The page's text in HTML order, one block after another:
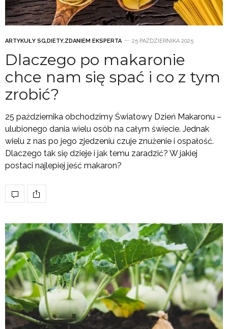
ARTYKUŁY SG,DIETY,ZDANIEM EKSPERTA 25 PAŹDZIERNIKA 2025
Dlaczego po makaronie
chce nam się spać i co z tym
zrobić?
25 października obchodzimy Światowy Dzień Makaronu –
ulubionego dania wielu osób na całym świecie. Jednak
wielu z nas po jego zjedzeniu czuje znużenie i ospałość.
Dlaczego tak się dzieje i jak temu zaradzić? W jakiej
postaci najlepiej jeść makaron?